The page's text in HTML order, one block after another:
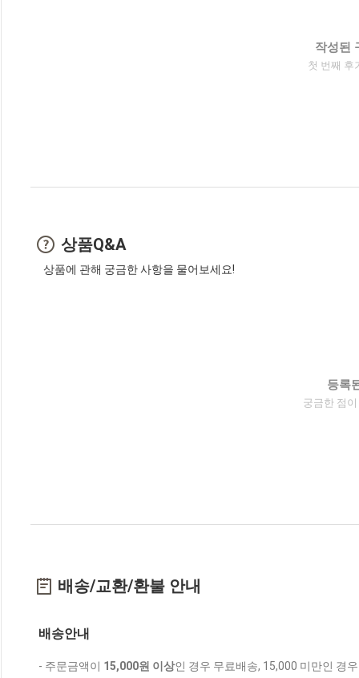
작성된
첫 번째 후
상품Q&A
상품에 관해 궁금한 사항을 물어보세요!
등록
궁금한 점
배송/교환/환불 안내
배송안내
- 주문금액이 15,000원 이상인 경우 무료배송, 15,000 미만인 경